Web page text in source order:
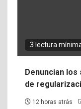
3 lectura
Denuncian
de
12 horas atrás